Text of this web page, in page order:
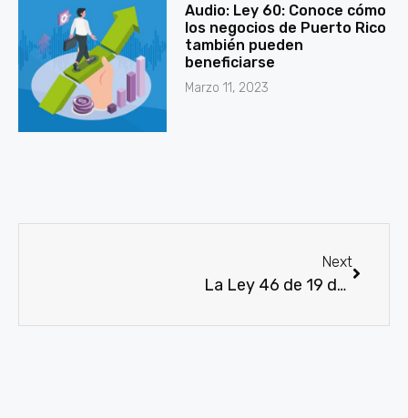
Audio: Ley 60: Conoce cómo
los negocios de Puerto Rico
también pueden
beneficiarse
Marzo 11, 2023
Next
La Ley 46 de 19 de julio de 2017